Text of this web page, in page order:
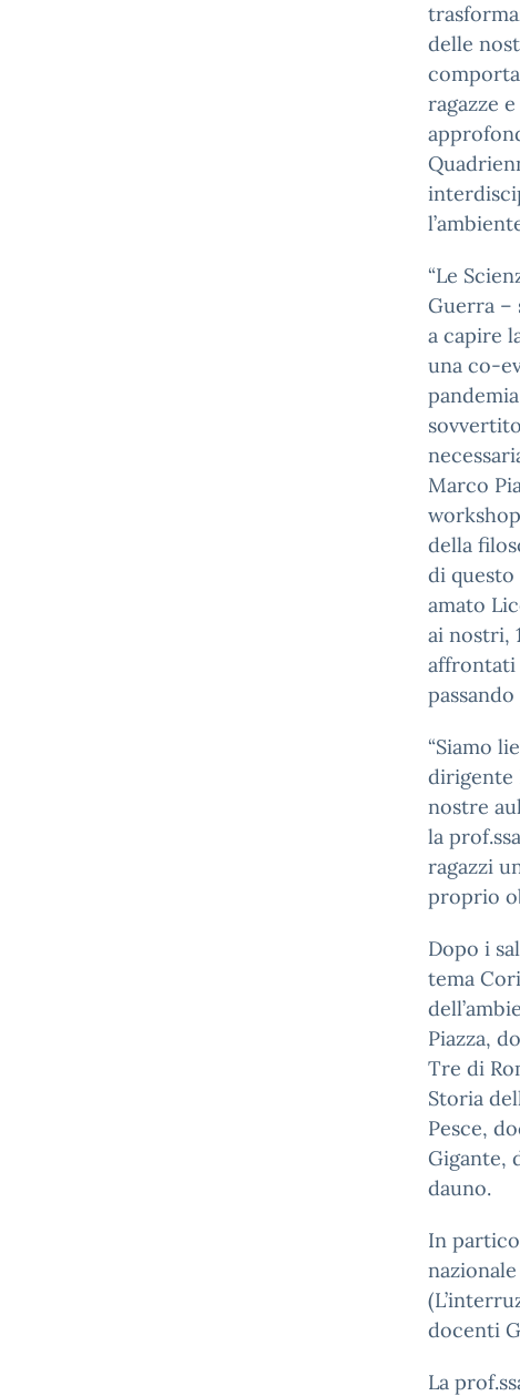
delle
ragazze
“Le
Guerra –
a capire
una co-
Marco
della
di
amato
ai nostri,
affrontati
“Siamo
dirigente
nostre
la
ragazzi
proprio
Dopo i
tema
Piazza,
Tre di
Storia
Pesce,
Gigante,
dauno.
In
docenti
La